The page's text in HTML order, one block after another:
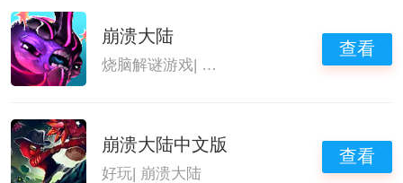
崩溃大陆
烧脑解谜游戏 自由探索世界的游戏|崩溃大
查看
崩溃大陆中文版
好玩| 崩溃大陆
查看